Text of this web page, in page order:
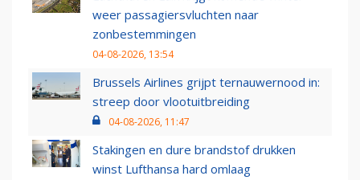
weer passagiersvluchten naar
zonbestemmingen
04-08-2026, 13:54
Brussels Airlines grijpt ternauwernood in:
streep door vlootuitbreiding
04-08-2026, 11:47
Stakingen en dure brandstof drukken
winst Lufthansa hard omlaag